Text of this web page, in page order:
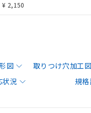
¥ 2,150
図 取りつけ穴加工図
状況
規